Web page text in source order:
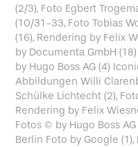
(2/3), Foto Egbert
(10/31-33, Foto Tobias
(16), Rendering by Felix
by Documenta GmbH
by Hugo Boss AG (4)
Abbildungen Willi
Schülke Lichtecht (2),
Rendering by Felix
Fotos © by Hugo Boss
Berlin Foto by Google